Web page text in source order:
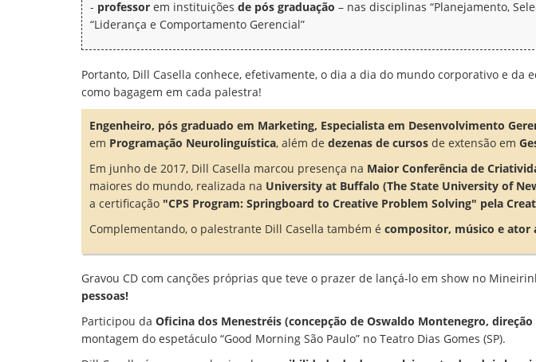
- professor em instituições de pós graduação – nas disciplinas “Planejamento,
“Liderança e Comportamento Gerencial”
Portanto, Dill Casella conhece, efetivamente, o dia a dia do mundo corporativo e da
como bagagem em cada palestra!
Engenheiro, pós graduado em Marketing, Especialista em Desenvolvimento
em Programação Neurolinguística, além de dezenas de cursos de extensão em
Em junho de 2017, Dill Casella marcou presença na Maior Conferência de
maiores do mundo, realizada na University at Buffalo (The State University of
a certificação "CPS Program: Springboard to Creative Problem Solving" pela
Complementando, o palestrante Dill Casella também é compositor, músico e ator
Gravou CD com canções próprias que teve o prazer de lançá-lo em show no
pessoas!
Participou da Oficina dos Menestréis (concepção de Oswaldo Montenegro,
montagem do espetáculo “Good Morning São Paulo” no Teatro Dias Gomes (SP).